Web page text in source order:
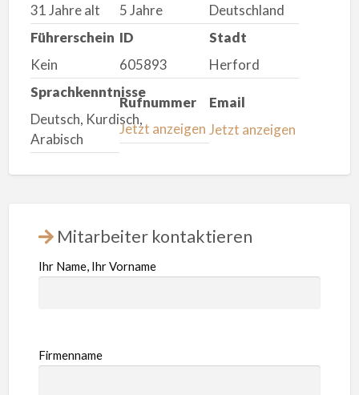
31 Jahre alt
5 Jahre
Deutschland
Führerschein
Kein
ID
605893
Stadt
Herford
Sprachkenntnisse
Deutsch, Kurdisch,
Arabisch
Rufnummer
Jetzt anzeigen
Email
Jetzt anzeigen
Mitarbeiter kontaktieren
Ihr Name, Ihr Vorname
Firmenname